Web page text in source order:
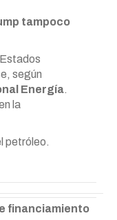
tampoco
según
Energía.
la
petróleo.
financiamiento